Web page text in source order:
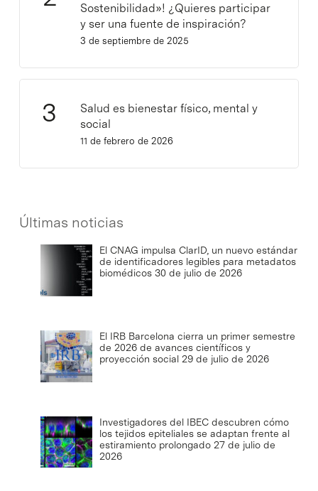
Sostenibilidad»! ¿Quieres participar
y ser una fuente de inspiración?
3 de septiembre de 2025
Salud es bienestar físico, mental y
social
11 de febrero de 2026
Últimas noticias
El CNAG impulsa ClarID, un nuevo estándar
de identificadores legibles para metadatos
biomédicos 30 de julio de 2026
El IRB Barcelona cierra un primer semestre
de 2026 de avances científicos y
proyección social 29 de julio de 2026
Investigadores del IBEC descubren cómo
los tejidos epiteliales se adaptan frente al
estiramiento prolongado 27 de julio de
2026